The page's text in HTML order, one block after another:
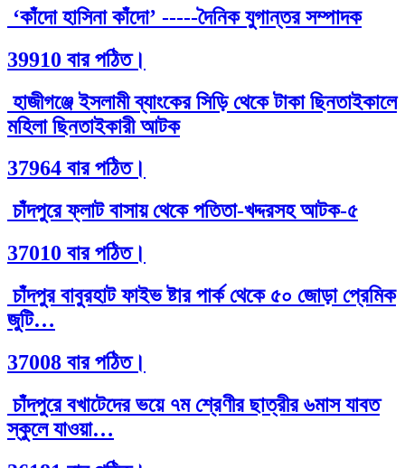
‘কাঁদো হাসিনা কাঁদো’ -----দৈনিক যুগান্তর সম্পাদক
39910 বার পঠিত।
হাজীগঞ্জে ইসলামী ব্যাংকের সিড়ি থেকে টাকা ছিনতাইকালে
মহিলা ছিনতাইকারী আটক
37964 বার পঠিত।
চাঁদপুরে ফ্লাট বাসায় থেকে পতিতা-খদ্দরসহ আটক-৫
37010 বার পঠিত।
চাঁদপুর বাবুরহাট ফাইভ ষ্টার পার্ক থেকে ৫০ জোড়া প্রেমিক
জুটি…
37008 বার পঠিত।
চাঁদপুরে বখাটেদের ভয়ে ৭ম শ্রেণীর ছাত্রীর ৬মাস যাবত
স্কুলে যাওয়া…